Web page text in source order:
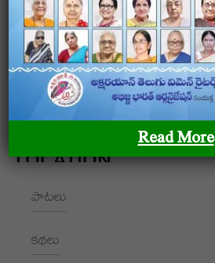
మహిళా రచయితల ఫౌండేషన్
OUR SITEMAP
పాటలు
కథలు
LOCATION
+91 9989928562
hello@aksharayan.com
Read More